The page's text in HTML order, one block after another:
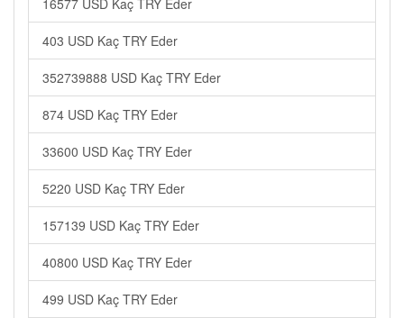
16577 USD Kaç TRY Eder
403 USD Kaç TRY Eder
352739888 USD Kaç TRY Eder
874 USD Kaç TRY Eder
33600 USD Kaç TRY Eder
5220 USD Kaç TRY Eder
157139 USD Kaç TRY Eder
40800 USD Kaç TRY Eder
499 USD Kaç TRY Eder